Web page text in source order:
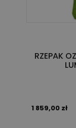
RZEPAK
1 859,00 zł